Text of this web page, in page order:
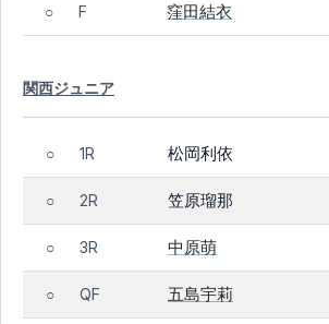
○ F 窪田結衣
関西ジュニア
○ 1R 松岡利依
○ 2R 笠原瑠那
○ 3R 中原萌
○ QF 五島宇莉